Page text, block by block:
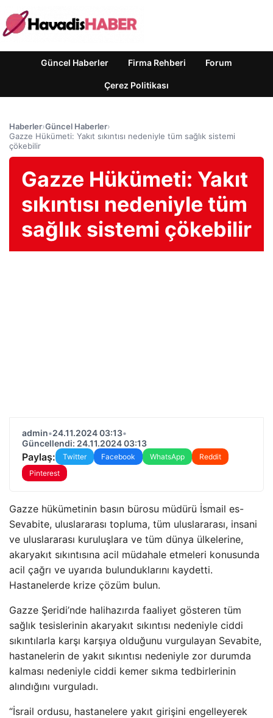
Güncel Haberler Firma Rehberi Forum
Çerez Politikası
Haberler›Güncel Haberler›
Gazze Hükümeti: Yakıt sıkıntısı nedeniyle tüm sağlık sistemi
çökebilir
Gazze Hükümeti: Yakıt
sıkıntısı nedeniyle tüm
sağlık sistemi çökebilir
admin•24.11.2024 03:13•
Güncellendi: 24.11.2024 03:13
Paylaş: Twitter Facebook WhatsApp
Reddit
Pinterest
Gazze hükümetinin basın bürosu müdürü İsmail es-
Sevabite, uluslararası topluma, tüm uluslararası, insani
ve uluslararası kuruluşlara ve tüm dünya ülkelerine,
akaryakıt sıkıntısına acil müdahale etmeleri konusunda
acil çağrı ve uyarıda bulunduklarını kaydetti.
Hastanelerde krize çözüm bulun.
Gazze Şeridi’nde halihazırda faaliyet gösteren tüm
sağlık tesislerinin akaryakıt sıkıntısı nedeniyle ciddi
sıkıntılarla karşı karşıya olduğunu vurgulayan Sevabite,
hastanelerin de yakıt sıkıntısı nedeniyle zor durumda
kalması nedeniyle ciddi kemer sıkma tedbirlerinin
alındığını vurguladı.
“İsrail ordusu, hastanelere yakıt girişini engelleyerek